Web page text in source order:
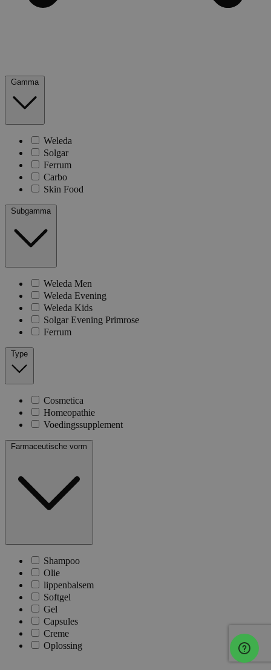
Gamma
Weleda
Solgar
Ferrum
Carbo
Skin Food
Subgamma
Weleda Men
Weleda Evening
Weleda Kids
Solgar Evening Primrose
Ferrum
Type
Cosmetica
Homeopathie
Voedingssupplement
Farmaceutische vorm
Shampoo
Olie
lippenbalsem
Softgel
Gel
Capsules
Creme
Oplossing